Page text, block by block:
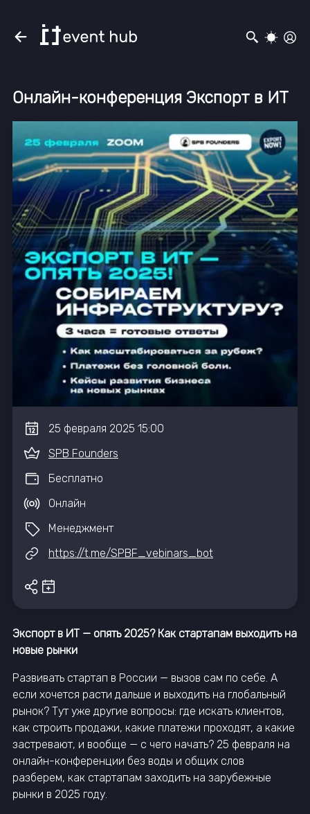
Онлайн-конференция Экспорт в ИТ
25 февраля 2025 15:00
SPB Founders
Бесплатно
Онлайн
Менеджмент
https://t.me/SPBF_vebinars_bot
Экспорт в ИТ — опять 2025? Как стартапам выходить на
новые рынки
Развивать стартап в России — вызов сам по себе. А
если хочется расти дальше и выходить на глобальный
рынок? Тут уже другие вопросы: где искать клиентов,
как строить продажи, какие платежи проходят, а какие
застревают, и вообще — с чего начать? 25 февраля на
онлайн-конференции без воды и общих слов
разберем, как стартапам заходить на зарубежные
рынки в 2025 году.